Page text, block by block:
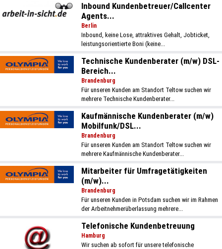
Inbound Kundenbetreuer/Callcenter
Agents...
Berlin
Inbound, keine Lose, attraktives Gehalt, Jobticket,
leistungsorientierte Boni (keine...
Technische Kundenberater (m/w) DSL-
Bereich...
Brandenburg
Für unseren Kunden am Standort Teltow suchen wir
mehrere Technische Kundenberater...
Kaufmännische Kundenberater (m/w)
Mobilfunk/DSL...
Brandenburg
Für unseren Kunden am Standort Teltow suchen wir
mehrere Kaufmännische Kundenberater...
Mitarbeiter für Umfragetätigkeiten
(m/w)...
Brandenburg
Für unseren Kunden in Potsdam suchen wir im Rahmen
der Arbeitnehmerüberlassung mehrere...
Telefonische Kundenbetreuung
Hamburg
Wir suchen ab sofort für unsere telefonische